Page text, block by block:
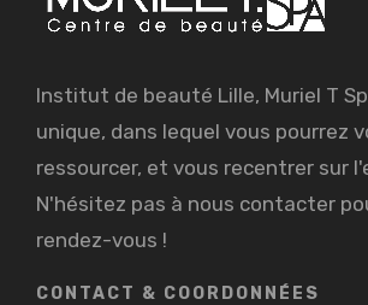
Institut de beauté Lille, Muriel T
unique, dans lequel vous pourrez
ressourcer, et vous recentrer sur
N'hésitez pas à nous contacter
rendez-vous !
CONTACT & COORDONNÉES